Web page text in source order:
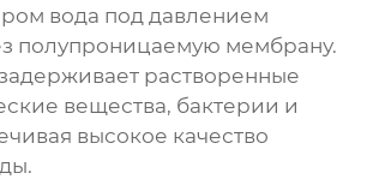
вода под давлением
полупроницаемую мембрану.
растворенные
вещества, бактерии и
высокое качество